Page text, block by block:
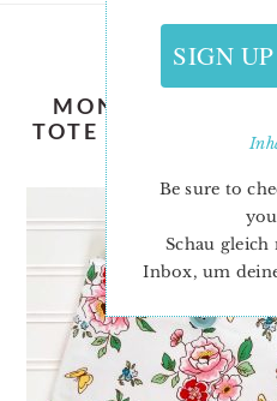
MON BEAU
TOTE BAGS BY
SIGN UP
Be sure to
Schau
Inbox, um